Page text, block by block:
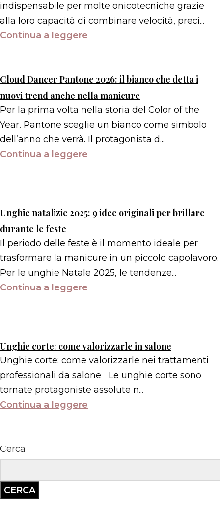
indispensabile per molte onicotecniche grazie
alla loro capacità di combinare velocità, preci...
Continua a leggere
Cloud Dancer Pantone 2026: il bianco che detta i
nuovi trend anche nella manicure
Per la prima volta nella storia del Color of the
Year, Pantone sceglie un bianco come simbolo
dell’anno che verrà. Il protagonista d...
Continua a leggere
Unghie natalizie 2025: 9 idee originali per brillare
durante le feste
Il periodo delle feste è il momento ideale per
trasformare la manicure in un piccolo capolavoro.
Per le unghie Natale 2025, le tendenze...
Continua a leggere
Unghie corte: come valorizzarle in salone
Unghie corte: come valorizzarle nei trattamenti
professionali da salone Le unghie corte sono
tornate protagoniste assolute n...
Continua a leggere
Cerca
CERCA